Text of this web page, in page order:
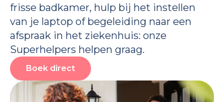
frisse badkamer, hulp bij het instellen
van je laptop of begeleiding naar een
afspraak in het ziekenhuis: onze
Superhelpers helpen graag.
Boek direct